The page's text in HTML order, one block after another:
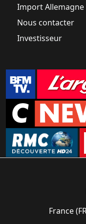
Import Allemagne
Nous contacter
Investisseur
France